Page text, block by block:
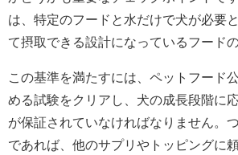
は、特定のフードと水だけで犬が必要
て摂取できる設計になっているフード
この基準を満たすには、ペットフード
める試験をクリアし、犬の成長段階に
が保証されていなければなりません。
であれば、他のサプリやトッピングに